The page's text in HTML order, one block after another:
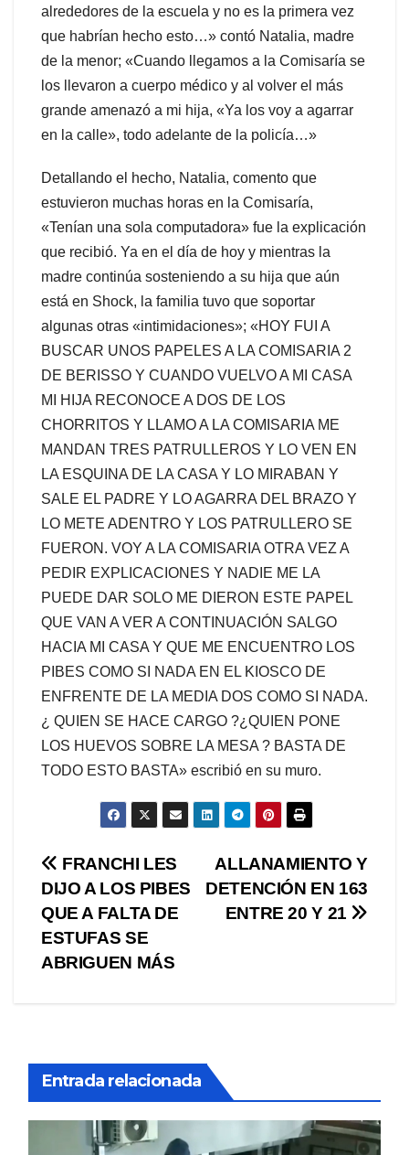
alrededores de la escuela y no es la primera vez
que habrían hecho esto…» contó Natalia, madre
de la menor; «Cuando llegamos a la Comisaría se
los llevaron a cuerpo médico y al volver el más
grande amenazó a mi hija, «Ya los voy a agarrar
en la calle», todo adelante de la policía…»
Detallando el hecho, Natalia, comento que
estuvieron muchas horas en la Comisaría,
«Tenían una sola computadora» fue la explicación
que recibió. Ya en el día de hoy y mientras la
madre continúa sosteniendo a su hija que aún
está en Shock, la familia tuvo que soportar
algunas otras «intimidaciones»; «HOY FUI A
BUSCAR UNOS PAPELES A LA COMISARIA 2
DE BERISSO Y CUANDO VUELVO A MI CASA
MI HIJA RECONOCE A DOS DE LOS
CHORRITOS Y LLAMO A LA COMISARIA ME
MANDAN TRES PATRULLEROS Y LO VEN EN
LA ESQUINA DE LA CASA Y LO MIRABAN Y
SALE EL PADRE Y LO AGARRA DEL BRAZO Y
LO METE ADENTRO Y LOS PATRULLERO SE
FUERON. VOY A LA COMISARIA OTRA VEZ A
PEDIR EXPLICACIONES Y NADIE ME LA
PUEDE DAR SOLO ME DIERON ESTE PAPEL
QUE VAN A VER A CONTINUACIÓN SALGO
HACIA MI CASA Y QUE ME ENCUENTRO LOS
PIBES COMO SI NADA EN EL KIOSCO DE
ENFRENTE DE LA MEDIA DOS COMO SI NADA.
¿ QUIEN SE HACE CARGO ?¿QUIEN PONE
LOS HUEVOS SOBRE LA MESA ? BASTA DE
TODO ESTO BASTA» escribió en su muro.
Navegación
de
entradas
ALLANAMIENTO Y
DETENCIÓN EN 163
ENTRE 20 Y 21
FRANCHI LES
DIJO A LOS PIBES
QUE A FALTA DE
ESTUFAS SE
ABRIGUEN MÁS
Entrada relacionada